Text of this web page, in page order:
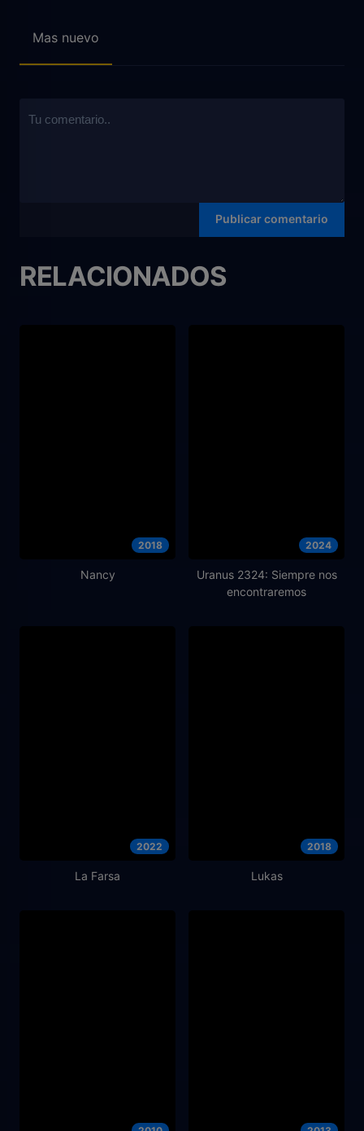
Mas nuevo
RELACIONADOS
2018
Nancy
2024
Uranus 2324: Siempre nos
encontraremos
2022
La Farsa
2018
Lukas